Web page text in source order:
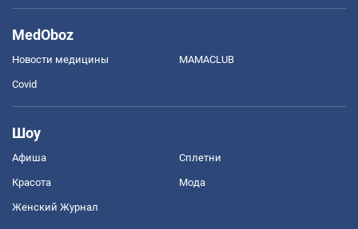
MedOboz
Новости медицины MAMACLUB
Covid
Шоу
Афиша Сплетни
Красота Мода
Женский Журнал